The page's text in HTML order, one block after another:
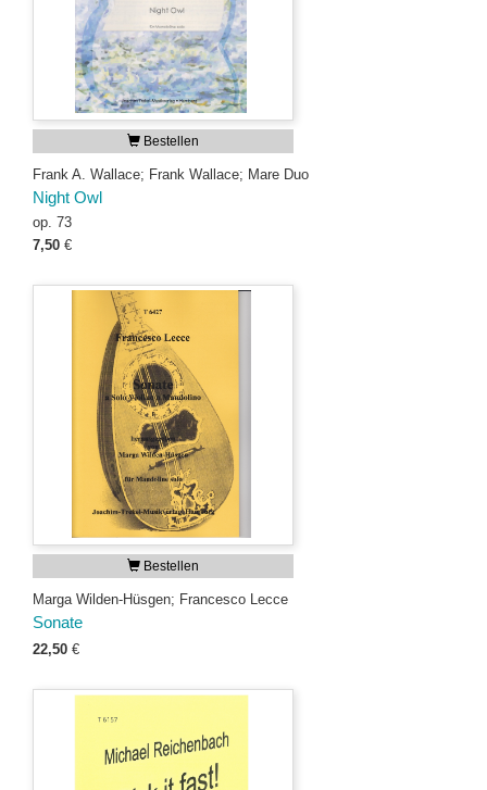
Bestellen
Frank A. Wallace; Frank Wallace; Mare Duo
Night Owl
op. 73
7,50 €
Bestellen
Marga Wilden-Hüsgen; Francesco Lecce
Sonate
22,50 €